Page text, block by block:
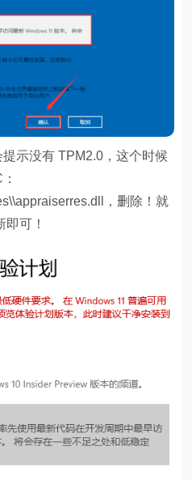
示没有 TPM2.0，这个时候
，删除！就
可！